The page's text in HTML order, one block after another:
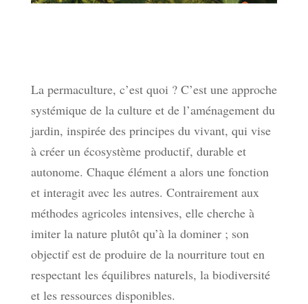
La permaculture, c’est quoi ? C’est une approche
systémique de la culture et de l’aménagement du
jardin, inspirée des principes du vivant, qui vise
à créer un écosystème productif, durable et
autonome. Chaque élément a alors une fonction
et interagit avec les autres. Contrairement aux
méthodes agricoles intensives, elle cherche à
imiter la nature plutôt qu’à la dominer ; son
objectif est de produire de la nourriture tout en
respectant les équilibres naturels, la biodiversité
et les ressources disponibles.